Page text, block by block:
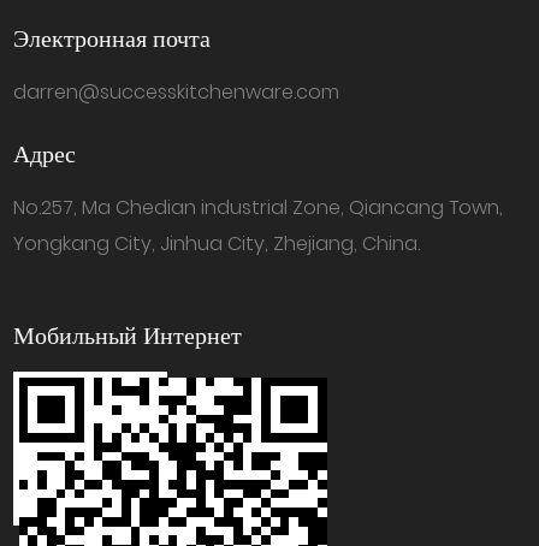
Электронная почта
darren@successkitchenware.com
Адрес
No.257, Ma Chedian industrial Zone, Qiancang Town,
Yongkang City, Jinhua City, Zhejiang, China.
Мобильный Интернет